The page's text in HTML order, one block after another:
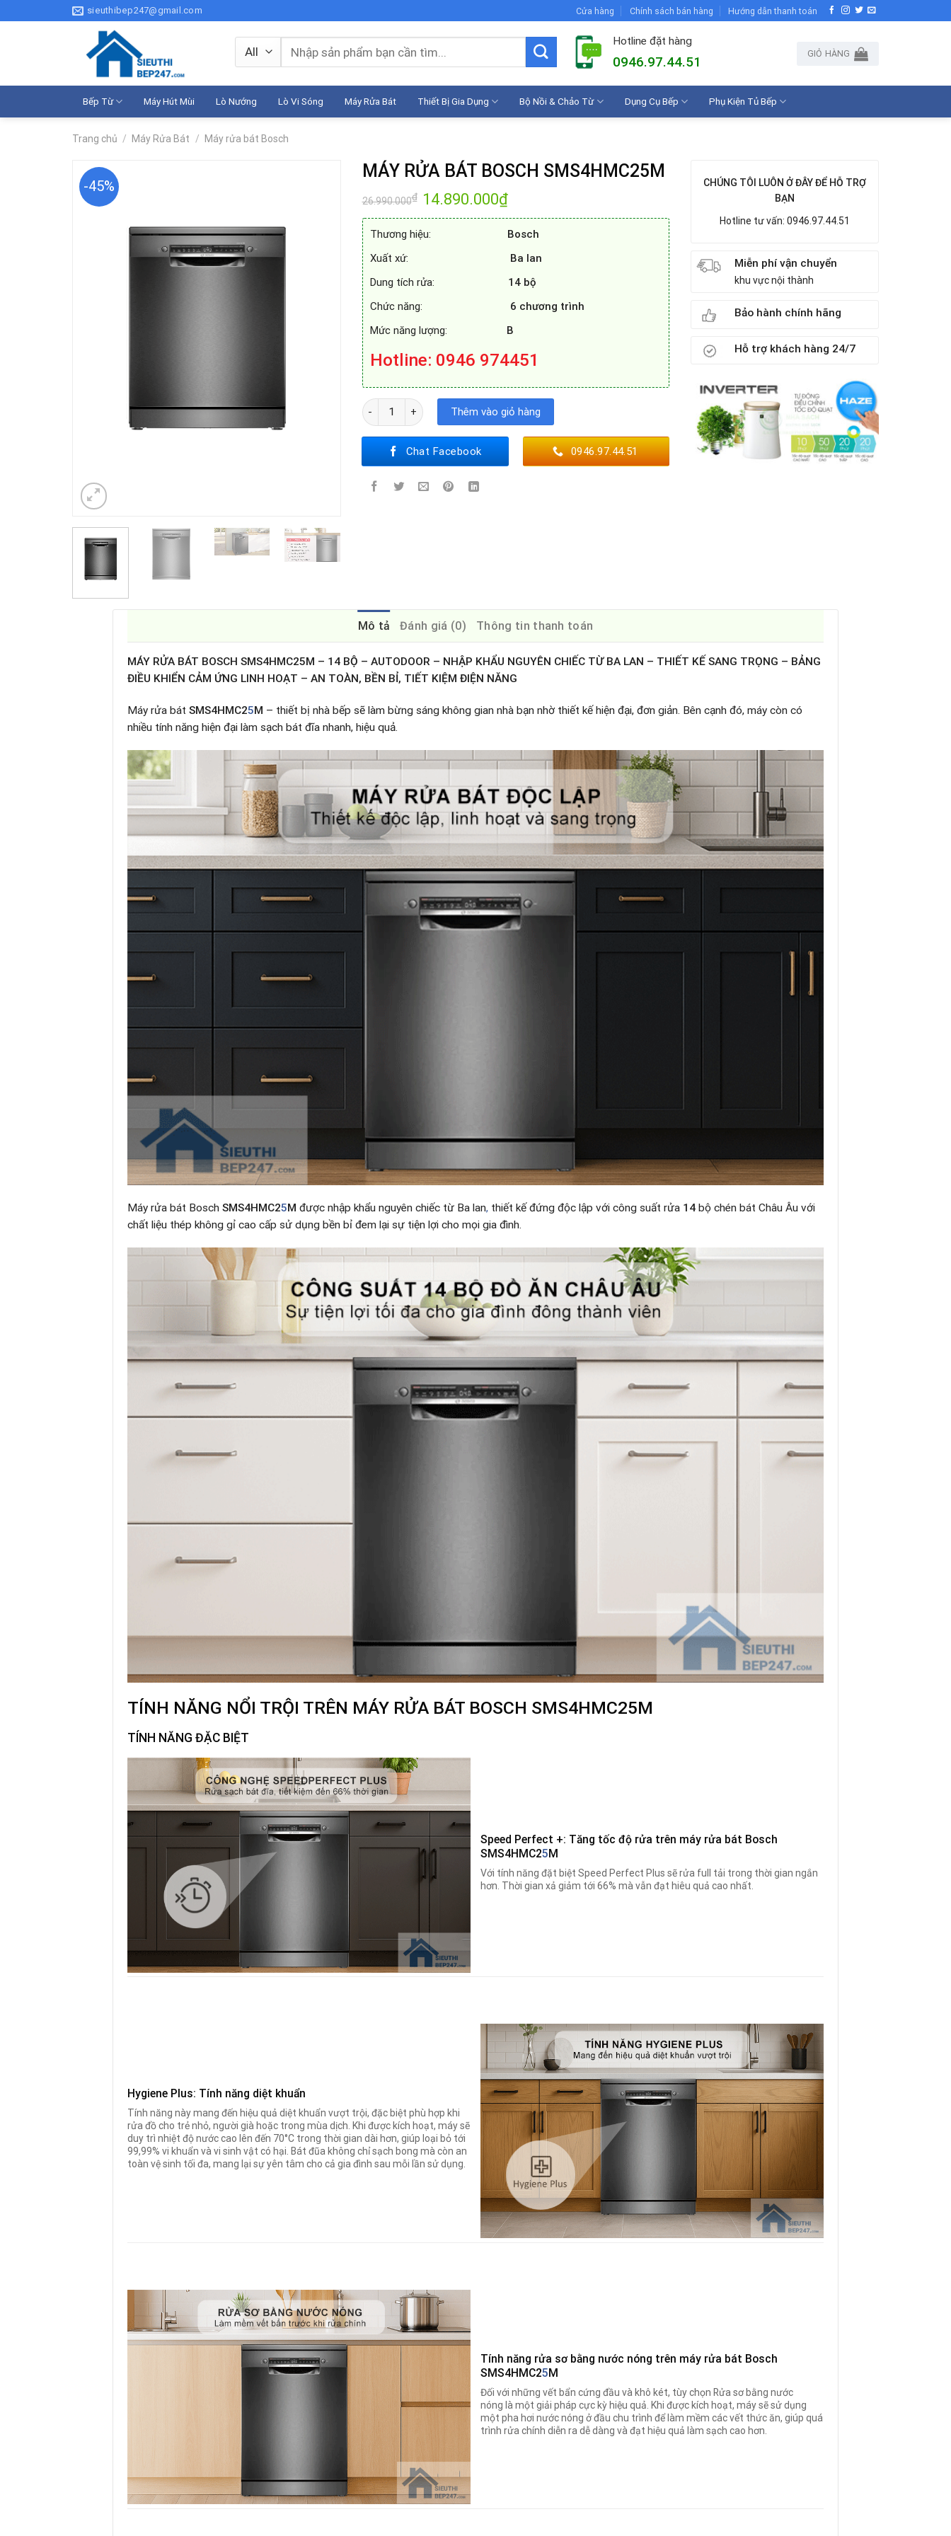
to
sieuthibep247@gmail.com Cửa hàng Chính sách bán hàng Hướng dẫn thanh toán
Tìm
kiếm:
Hotline đặt hàng
0946.97.44.51
GIỎ HÀNG
Bếp Từ Máy Hút Mùi Lò Nướng Lò Vi Sóng Máy Rửa Bát Thiết Bị Gia Dụng Bộ Nồi & Chảo Từ Dụng Cụ Bếp Phụ Kiện Tủ Bếp
Trang chủ / Máy Rửa Bát / Máy rửa bát Bosch
-45%
MÁY RỬA BÁT BOSCH SMS4HMC25M
26.990.000₫ Giá
gốc
là:
14.890.000₫Giá
hiện
tại
14.890.000₫.
Thương hiệu: Bosch
Xuất xứ: Ba lan
Dung tích rửa: 14 bộ
Chức năng: 6 chương trình
Mức năng lượng: B
Hotline: 0946 974451
MÁY RỬA BÁT BOSCH SMS4HMC25M số lượng
Thêm vào giỏ hàng
Chat Facebook 0946.97.44.51
CHÚNG TÔI LUÔN Ở ĐÂY ĐỂ HỖ TRỢ
BẠN
Hotline tư vấn: 0946.97.44.51
Miễn phí vận chuyển
khu vực nội thành
Bảo hành chính hãng
Hỗ trợ khách hàng 24/7
Mô tả Đánh giá (0) Thông tin thanh toán
MÁY RỬA BÁT BOSCH SMS4HMC25M – 14 BỘ – AUTODOOR – NHẬP KHẨU NGUYÊN CHIẾC TỪ BA LAN – THIẾT KẾ SANG TRỌNG – BẢNG
ĐIỀU KHIỂN CẢM ỨNG LINH HOẠT – AN TOÀN, BỀN BỈ, TIẾT KIỆM ĐIỆN NĂNG
Máy rửa bát SMS4HMC25M – thiết bị nhà bếp sẽ làm bừng sáng không gian nhà bạn nhờ thiết kế hiện đại, đơn giản. Bên cạnh đó, máy còn có
nhiều tính năng hiện đại làm sạch bát đĩa nhanh, hiệu quả.
Máy rửa bát Bosch SMS4HMC25M được nhập khẩu nguyên chiếc từ Ba lan, thiết kế đứng độc lập với công suất rửa 14 bộ chén bát Châu Âu với
chất liệu thép không gỉ cao cấp sử dụng bền bỉ đem lại sự tiện lợi cho mọi gia đình.
TÍNH NĂNG NỔI TRỘI TRÊN MÁY RỬA BÁT BOSCH SMS4HMC25M
TÍNH NĂNG ĐẶC BIỆT
Speed Perfect +: Tăng tốc độ rửa trên máy rửa bát Bosch
SMS4HMC25M
Với tính năng đặt biệt Speed Perfect Plus sẽ rửa full tải trong thời gian ngắn
hơn. Thời gian xả giảm tới 66% mà vẫn đạt hiêu quả cao nhất.
Hygiene Plus: Tính năng diệt khuẩn
Tính năng này mang đến hiệu quả diệt khuẩn vượt trội, đặc biệt phù hợp khi
rửa đồ cho trẻ nhỏ, người già hoặc trong mùa dịch. Khi được kích hoạt, máy sẽ
duy trì nhiệt độ nước cao lên đến 70°C trong thời gian dài hơn, giúp loại bỏ tới
99,99% vi khuẩn và vi sinh vật có hại. Bát đũa không chỉ sạch bong mà còn an
toàn vệ sinh tối đa, mang lại sự yên tâm cho cả gia đình sau mỗi lần sử dụng.
Tính năng rửa sơ bằng nước nóng trên máy rửa bát Bosch
SMS4HMC25M
Đối với những vết bẩn cứng đầu và khô két, tùy chọn Rửa sơ bằng nước
nóng là một giải pháp cực kỳ hiệu quả. Khi được kích hoạt, máy sẽ sử dụng
một pha hơi nước nóng ở đầu chu trình để làm mềm các vết thức ăn, giúp quá
trình rửa chính diễn ra dễ dàng và đạt hiệu quả làm sạch cao hơn.